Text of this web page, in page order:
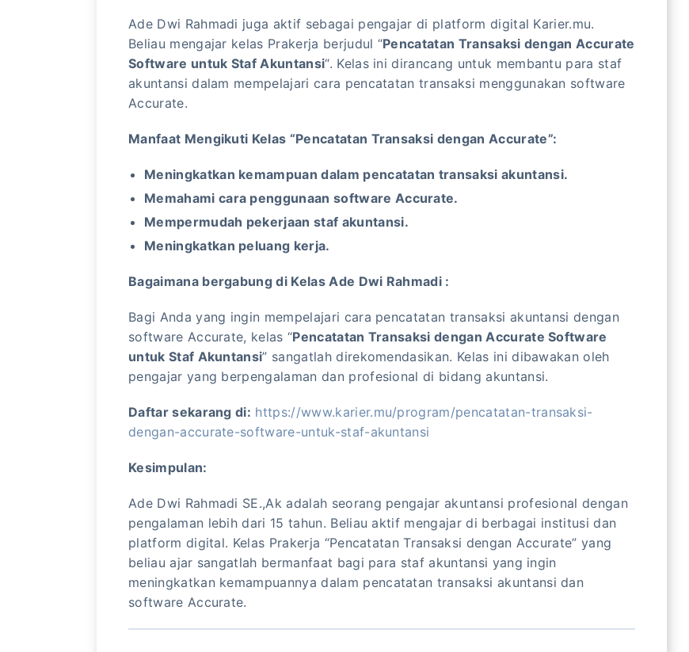
Ade Dwi Rahmadi juga aktif sebagai pengajar di platform digital Karier.mu.
Beliau mengajar kelas Prakerja berjudul “Pencatatan Transaksi dengan Accurate
Software untuk Staf Akuntansi“. Kelas ini dirancang untuk membantu para staf
akuntansi dalam mempelajari cara pencatatan transaksi menggunakan software
Accurate.
Manfaat Mengikuti Kelas “Pencatatan Transaksi dengan Accurate”:
Meningkatkan kemampuan dalam pencatatan transaksi akuntansi.
Memahami cara penggunaan software Accurate.
Mempermudah pekerjaan staf akuntansi.
Meningkatkan peluang kerja.
Bagaimana bergabung di Kelas Ade Dwi Rahmadi :
Bagi Anda yang ingin mempelajari cara pencatatan transaksi akuntansi dengan
software Accurate, kelas “Pencatatan Transaksi dengan Accurate Software
untuk Staf Akuntansi” sangatlah direkomendasikan. Kelas ini dibawakan oleh
pengajar yang berpengalaman dan profesional di bidang akuntansi.
Daftar sekarang di: https://www.karier.mu/program/pencatatan-transaksi-
dengan-accurate-software-untuk-staf-akuntansi
Kesimpulan:
Ade Dwi Rahmadi SE.,Ak adalah seorang pengajar akuntansi profesional dengan
pengalaman lebih dari 15 tahun. Beliau aktif mengajar di berbagai institusi dan
platform digital. Kelas Prakerja “Pencatatan Transaksi dengan Accurate” yang
beliau ajar sangatlah bermanfaat bagi para staf akuntansi yang ingin
meningkatkan kemampuannya dalam pencatatan transaksi akuntansi dan
software Accurate.